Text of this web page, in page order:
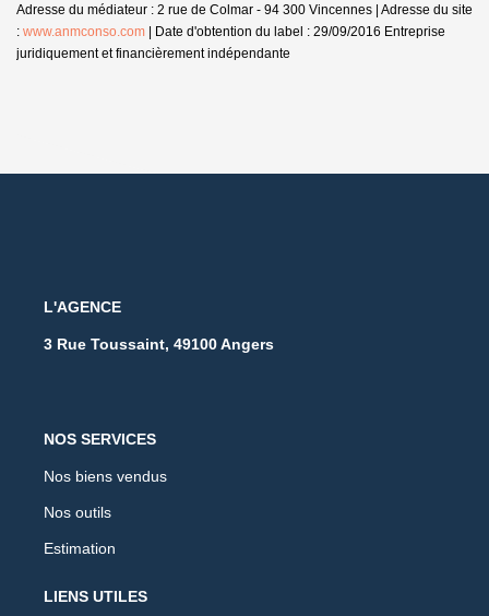
Adresse du médiateur : 2 rue de Colmar - 94 300 Vincennes | Adresse du site
: www.anmconso.com | Date d'obtention du label : 29/09/2016 Entreprise
juridiquement et financièrement indépendante
L'AGENCE
3 Rue Toussaint, 49100 Angers
NOS SERVICES
Nos biens vendus
Nos outils
Estimation
LIENS UTILES